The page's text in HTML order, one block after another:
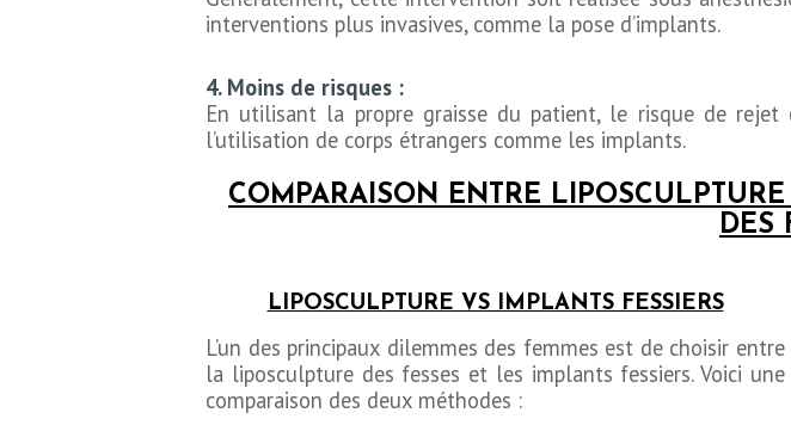
interventions plus invasives, comme la pose d’implants.
4. Moins de risques :
En utilisant la propre graisse du patient, le risque de
l’utilisation de corps étrangers comme les implants.
COMPARAISON ENTRE
DES
LIPOSCULPTURE VS IMPLANTS FESSIERS
L’un des principaux dilemmes des femmes est de choisir entre
la liposculpture des fesses et les implants fessiers. Voici une
comparaison des deux méthodes :